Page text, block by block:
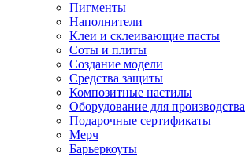
Пигменты
Наполнители
Клеи и склеивающие пасты
Соты и плиты
Создание модели
Средства защиты
Композитные настилы
Оборудование для производства
Подарочные сертификаты
Мерч
Барьеркоуты